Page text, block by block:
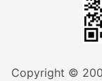
Copyright ©